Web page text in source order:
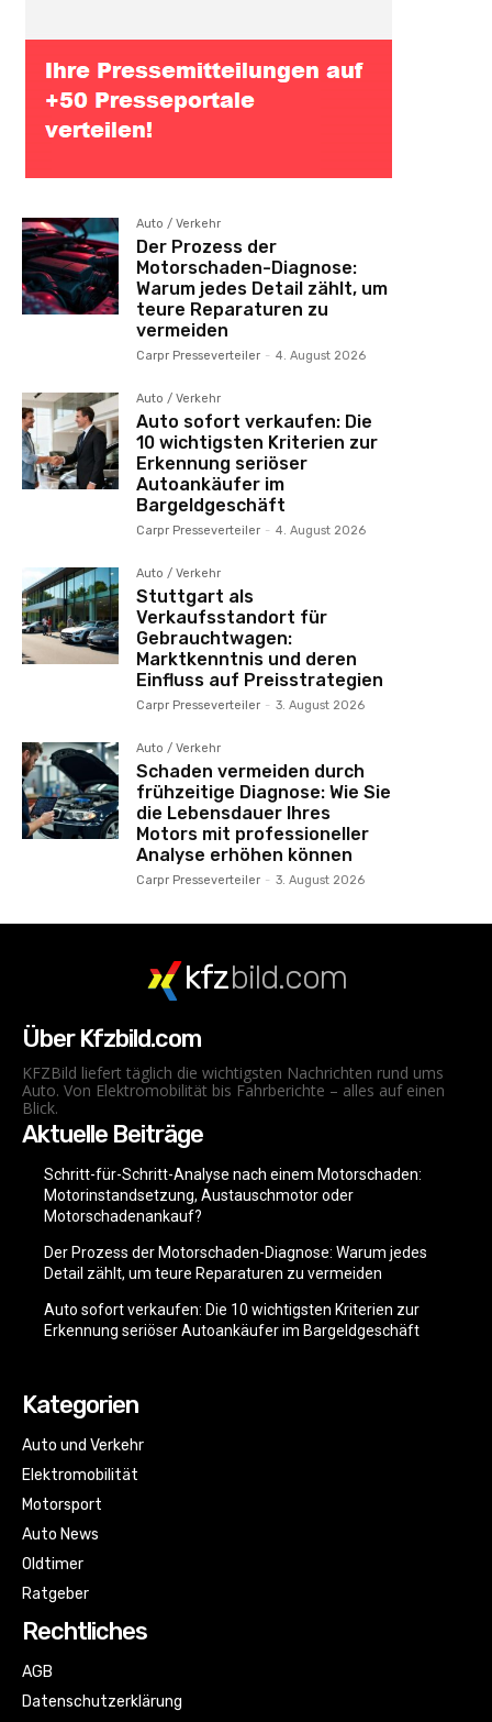
Auto / Verkehr
Der Prozess der
Motorschaden-Diagnose:
Warum jedes Detail zählt, um
teure Reparaturen zu
vermeiden
Carpr Presseverteiler - 4. August 2026
Auto / Verkehr
Auto sofort verkaufen: Die
10 wichtigsten Kriterien zur
Erkennung seriöser
Autoankäufer im
Bargeldgeschäft
Carpr Presseverteiler - 4. August 2026
Auto / Verkehr
Stuttgart als
Verkaufsstandort für
Gebrauchtwagen:
Marktkenntnis und deren
Einfluss auf Preisstrategien
Carpr Presseverteiler - 3. August 2026
Auto / Verkehr
Schaden vermeiden durch
frühzeitige Diagnose: Wie Sie
die Lebensdauer Ihres
Motors mit professioneller
Analyse erhöhen können
Carpr Presseverteiler - 3. August 2026
kfzbild.com
Über Kfzbild.com
KFZBild liefert täglich die wichtigsten Nachrichten rund ums
Auto. Von Elektromobilität bis Fahrberichte – alles auf einen
Blick.
Aktuelle Beiträge
Schritt-für-Schritt-Analyse nach einem Motorschaden:
Motorinstandsetzung, Austauschmotor oder
Motorschadenankauf?
Der Prozess der Motorschaden-Diagnose: Warum jedes
Detail zählt, um teure Reparaturen zu vermeiden
Auto sofort verkaufen: Die 10 wichtigsten Kriterien zur
Erkennung seriöser Autoankäufer im Bargeldgeschäft
Kategorien
Auto und Verkehr
Elektromobilität
Motorsport
Auto News
Oldtimer
Ratgeber
Rechtliches
AGB
Datenschutzerklärung